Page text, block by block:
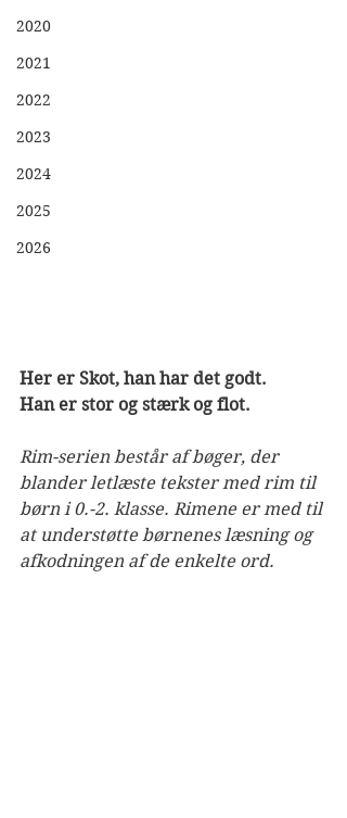
2020
2021
2022
2023
2024
2025
2026
Her er Skot, han har det godt.
Han er stor og stærk og flot.
Rim-serien består af bøger, der
blander letlæste tekster med rim til
børn i 0.-2. klasse. Rimene er med til
at understøtte børnenes læsning og
afkodningen af de enkelte ord.